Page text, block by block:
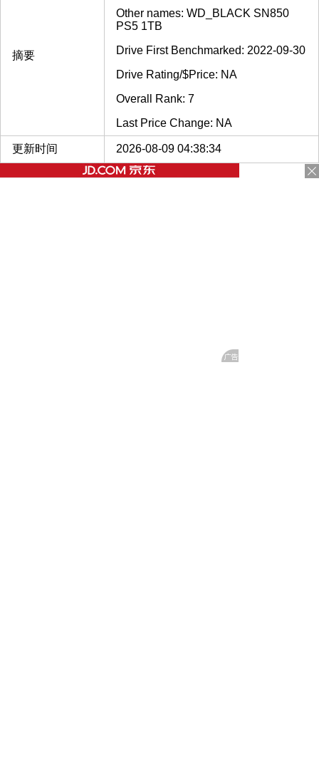
摘要
Other names: WD_BLACK SN850
PS5 1TB
Drive First Benchmarked: 2022-09-30
Drive Rating/$Price: NA
Overall Rank: 7
Last Price Change: NA
更新时间 2026-08-09 04:38:34